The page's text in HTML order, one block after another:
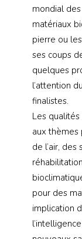
mondial
matériaux
pierre ou
ses coups
quelques
l’attention
finalistes.
Les
aux thèmes
de l’air,
pour des
implication